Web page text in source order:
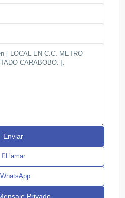
Llamar
WhatsApp